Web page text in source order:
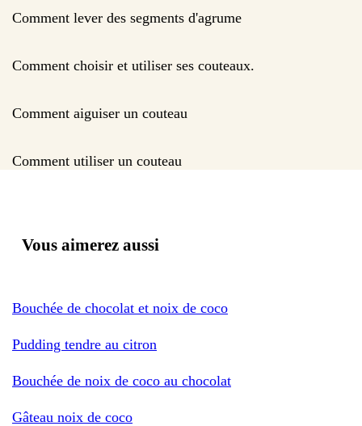
Comment lever des segments d'agrume
Comment choisir et utiliser ses couteaux.
Comment aiguiser un couteau
Comment utiliser un couteau
Vous aimerez aussi
Bouchée de chocolat et noix de coco
Pudding tendre au citron
Bouchée de noix de coco au chocolat
Gâteau noix de coco